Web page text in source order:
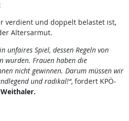
verdient und doppelt belastet ist,
Altersarmut.
unfaires Spiel, dessen Regeln von
wurden. Frauen haben die
nicht gewinnen. Darum müssen wir
und radikal!“, fordert KPÖ-